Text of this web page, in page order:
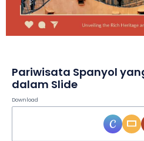
Pariwisata Spanyol
dalam Slide
Download